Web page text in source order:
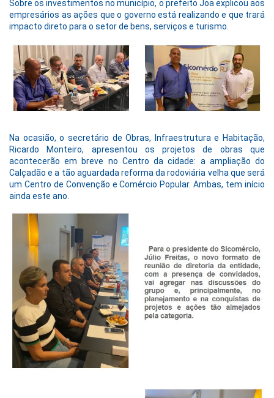
Sobre os investimentos no município, o prefeito Joa explicou aos
empresários as ações que o governo está realizando e que trará
impacto direto para o setor de bens, serviços e turismo.
Na ocasião, o secretário de Obras, Infraestrutura e Habitação,
Ricardo Monteiro, apresentou os projetos de obras que
acontecerão em breve no Centro da cidade: a ampliação do
Calçadão e a tão aguardada reforma da rodoviária velha que será
um Centro de Convenção e Comércio Popular. Ambas, tem início
ainda este ano.